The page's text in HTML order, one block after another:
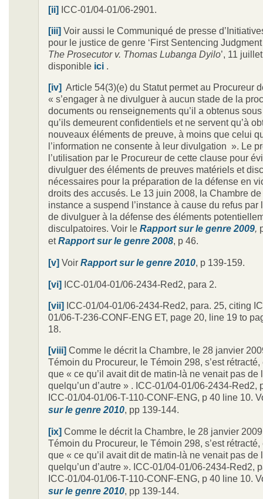
[ii] ICC-01/04-01/06-2901.
[iii] Voir aussi le Communiqué de presse
pour le justice de genre ‘First Sentencing
The Prosecutor v. Thomas Lubanga Dyilo’, 11
disponible ici
[iv] Article 54(3)(e) du Statut permet au Procureur
« s’engager à ne divulguer à aucun stade de la
documents ou renseignements qu’il a obtenus
qu’ils demeurent confidentiels et ne servent qu’à
nouveaux éléments de preuve, à moins que celui
l’information ne consente à leur divulgation ». Le
l’utilisation par le Procureur de cette clause pour
divulguer des éléments de preuves matériels et
nécessaires pour la préparation de la défense en
droits des accusés. Le 13 juin 2008, la Chambre
instance a suspend l’instance à cause du refus par
de divulguer à la défense des éléments
disculpatoires. Voir le Rapport sur le genre 2009
etRapport sur le genre 2008 , p 46.
[v] Voir Rapport sur le genre 2010 , p 139-159.
[vi] ICC-01/04-01/06-2434-Red2, para 2.
[vii] ICC-01/04-01/06-2434-Red2, para. 25, citing
01/06-T-236-CONF-ENG ET, page 20, line 19 to
18.
[viii] Comme le décrit la Chambre, le 28 janvier
Témoin du Procureur, le Témoin 298, s’est
que « ce qu’il avait dit de matin-là ne venait pas de
quelqu’un d’autre » . ICC-01/04-01/06-2434-Red2,
ICC-01/04-01/06-T-110-CONF-ENG, p 40 line 10.
sur le genre 2010 , pp 139-144.
[ix] Comme le décrit la Chambre, le 28 janvier
Témoin du Procureur, le Témoin 298, s’est
que « ce qu’il avait dit de matin-là ne venait pas de
quelqu’un d’autre ». ICC-01/04-01/06-2434-Red2,
ICC-01/04-01/06-T-110-CONF-ENG, p 40 line 10.
sur le genre 2010 , pp 139-144.